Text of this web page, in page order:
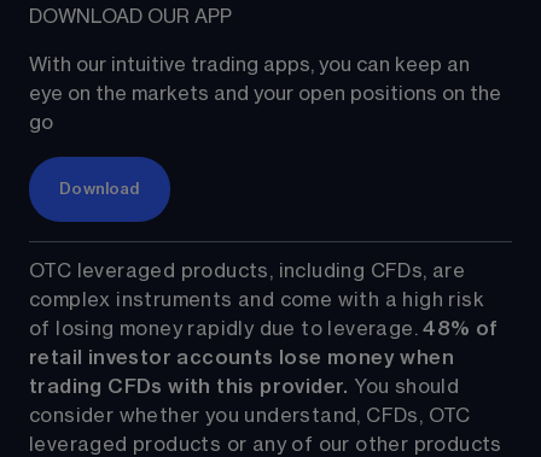
DOWNLOAD OUR APP
With our intuitive trading apps, you can keep an
eye on the markets and your open positions on the
go
Download
OTC leveraged products, including CFDs, are
complex instruments and come with a high risk
of losing money rapidly due to leverage. 48% of
retail investor accounts lose money when
trading CFDs with this provider. You should
consider whether you understand, CFDs, OTC
leveraged products or any of our other products